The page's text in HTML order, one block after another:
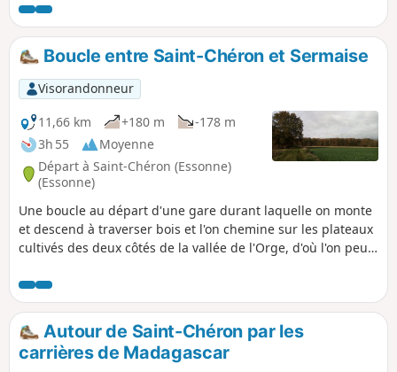
patrimoine en cours de route : un ancien moulin bien
restauré, quelques églises, un petit menhir, un lavoir...
Boucle entre Saint-Chéron et Sermaise
Visorandonneur
11,66 km
+180 m
-178 m
3h 55
Moyenne
Départ à Saint-Chéron (Essonne)
(Essonne)
Une boucle au départ d'une gare durant laquelle on monte
et descend à traverser bois et l'on chemine sur les plateaux
cultivés des deux côtés de la vallée de l'Orge, d'où l'on peut
Autour de Saint-Chéron par les
carrières de Madagascar